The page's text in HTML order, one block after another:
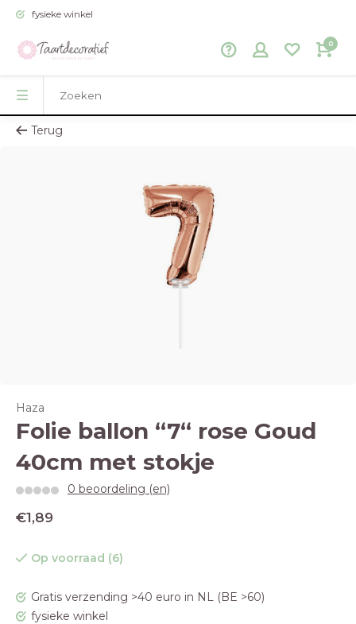
fysieke winkel
0
Terug
Haza
Folie ballon “7“ rose Goud
40cm met stokje
0 beoordeling (en)
€1,89
Op voorraad (6)
Gratis verzending >40 euro in NL (BE >60)
fysieke winkel